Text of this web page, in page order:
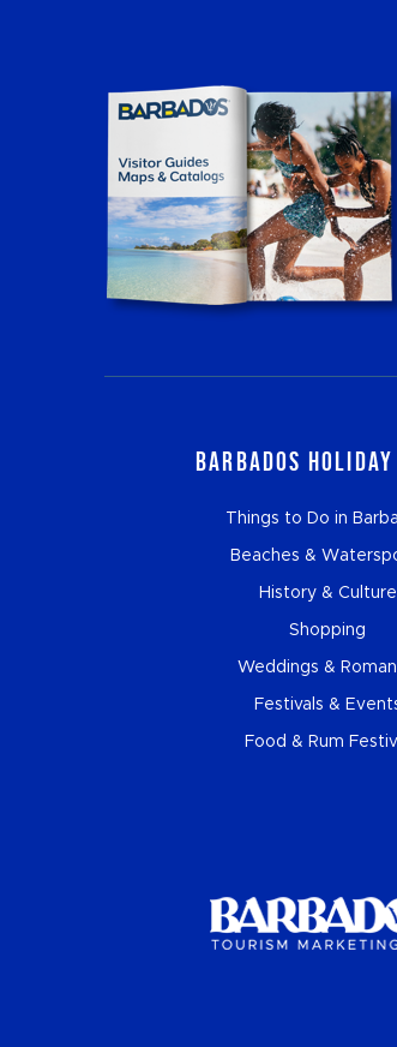
Barbados Holiday
Things to Do in
Beaches &
History & Culture
Shopping
Weddings &
Festivals &
Food & Rum